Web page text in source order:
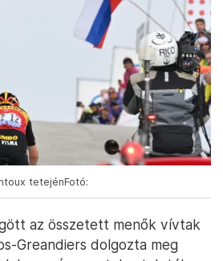
tetejénFotó:
az összetett menők vívtak
Greandiers dolgozta meg